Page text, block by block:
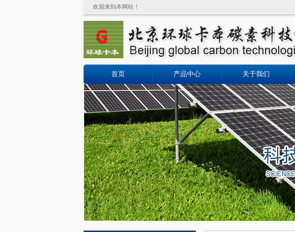
欢迎来到本网站！
首页 产品中心 关于我们